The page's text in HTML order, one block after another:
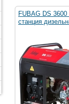
FUBAG DS
станция